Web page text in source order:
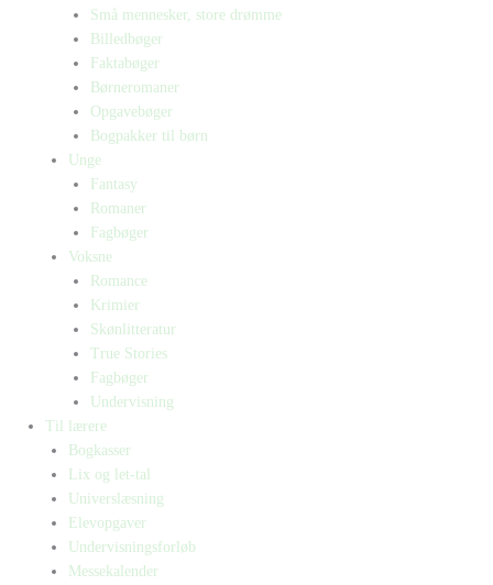
Små mennesker, store drømme
Billedbøger
Faktabøger
Børneromaner
Opgavebøger
Bogpakker til børn
Unge
Fantasy
Romaner
Fagbøger
Voksne
Romance
Krimier
Skønlitteratur
True Stories
Fagbøger
Undervisning
Til lærere
Bogkasser
Lix og let-tal
Universlæsning
Elevopgaver
Undervisningsforløb
Messekalender